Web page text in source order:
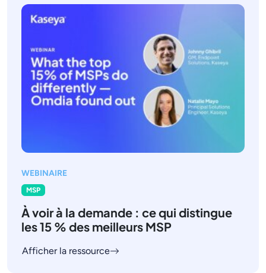
WEBINAIRE
MSP
À voir à la demande : ce qui distingue
les 15 % des meilleurs MSP
Afficher la ressource